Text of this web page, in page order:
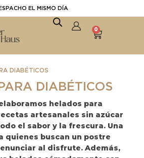
EL MISMO DÍA
0
DIABÉTICOS
DIABÉTICOS
helados para
artesanales sin azúcar
el sabor y la frescura. Una
quienes buscan un postre
al disfrute. Además,